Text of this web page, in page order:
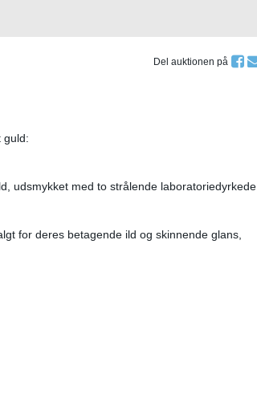
Del auktionen på
guld:
udsmykket med to strålende laboratoriedyrkede
for deres betagende ild og skinnende glans,